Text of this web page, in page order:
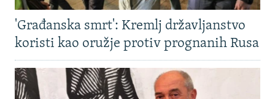
'Građanska smrt': Kremlj državljanstvo
koristi kao oružje protiv prognanih Rusa